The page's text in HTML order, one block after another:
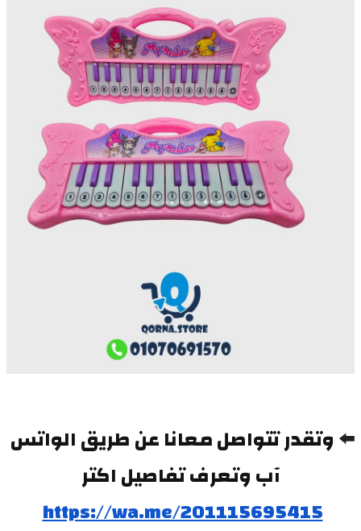
⬅️
آب وتعرف تفاصيل اكتر
https://wa.me/201115695415